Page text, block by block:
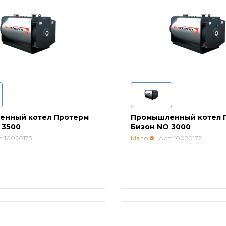
котел Протерм
3500
10020173
Промышленный котел
Бизон NO 3000
Мало Арт: 10020172